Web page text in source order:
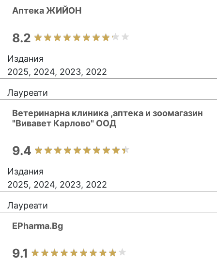
Аптека ЖИЙОН
8.2
Издания
2025, 2024, 2023, 2022
Лауреати
Ветеринарна клиника ,аптека и зоомагазин
"Вивавет Карлово" ООД
9.4
Издания
2025, 2024, 2023, 2022
Лауреати
EPharma.Bg
9.1